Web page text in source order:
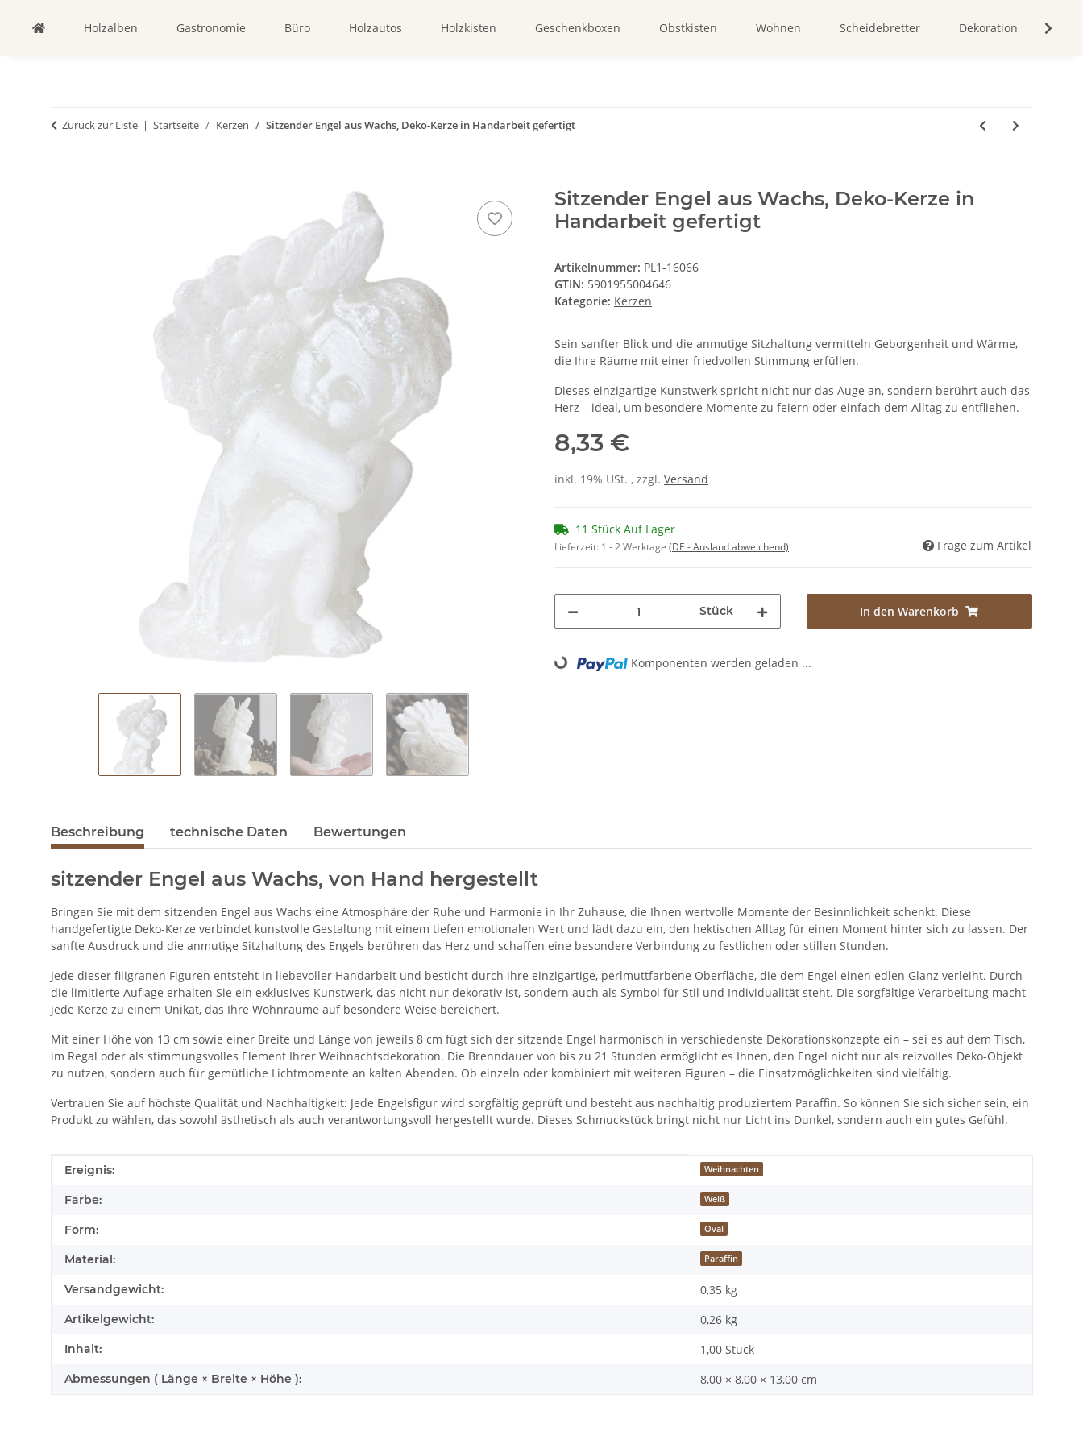
Holzalben Gastronomie Büro Holzautos Holzkisten Geschenkboxen Obstkisten Wohnen Scheidebretter Dekoration
Zurück zur Liste Startseite Kerzen Sitzender Engel aus Wachs, Deko-Kerze in Handarbeit gefertigt
Sitzender Engel aus Wachs, Deko-Kerze in
Handarbeit gefertigt
Artikelnummer: PL1-16066
GTIN: 5901955004646
Kategorie: Kerzen
Sein sanfter Blick und die anmutige Sitzhaltung vermitteln Geborgenheit und Wärme,
die Ihre Räume mit einer friedvollen Stimmung erfüllen.
Dieses einzigartige Kunstwerk spricht nicht nur das Auge an, sondern berührt auch das
Herz – ideal, um besondere Momente zu feiern oder einfach dem Alltag zu entfliehen.
8,33 €
inkl. 19% USt. , zzgl. Versand
11 Stück Auf Lager
Lieferzeit: 1 - 2 Werktage (DE - Ausland abweichend) Frage zum Artikel
Stück In den Warenkorb
Loading... Komponenten werden geladen ...
Beschreibung technische Daten Bewertungen
sitzender Engel aus Wachs, von Hand hergestellt
Bringen Sie mit dem sitzenden Engel aus Wachs eine Atmosphäre der Ruhe und Harmonie in Ihr Zuhause, die Ihnen wertvolle Momente der Besinnlichkeit schenkt. Diese
handgefertigte Deko-Kerze verbindet kunstvolle Gestaltung mit einem tiefen emotionalen Wert und lädt dazu ein, den hektischen Alltag für einen Moment hinter sich zu lassen. Der
sanfte Ausdruck und die anmutige Sitzhaltung des Engels berühren das Herz und schaffen eine besondere Verbindung zu festlichen oder stillen Stunden.
Jede dieser filigranen Figuren entsteht in liebevoller Handarbeit und besticht durch ihre einzigartige, perlmuttfarbene Oberfläche, die dem Engel einen edlen Glanz verleiht. Durch
die limitierte Auflage erhalten Sie ein exklusives Kunstwerk, das nicht nur dekorativ ist, sondern auch als Symbol für Stil und Individualität steht. Die sorgfältige Verarbeitung macht
jede Kerze zu einem Unikat, das Ihre Wohnräume auf besondere Weise bereichert.
Mit einer Höhe von 13 cm sowie einer Breite und Länge von jeweils 8 cm fügt sich der sitzende Engel harmonisch in verschiedenste Dekorationskonzepte ein – sei es auf dem Tisch,
im Regal oder als stimmungsvolles Element Ihrer Weihnachtsdekoration. Die Brenndauer von bis zu 21 Stunden ermöglicht es Ihnen, den Engel nicht nur als reizvolles Deko-Objekt
zu nutzen, sondern auch für gemütliche Lichtmomente an kalten Abenden. Ob einzeln oder kombiniert mit weiteren Figuren – die Einsatzmöglichkeiten sind vielfältig.
Vertrauen Sie auf höchste Qualität und Nachhaltigkeit: Jede Engelsfigur wird sorgfältig geprüft und besteht aus nachhaltig produziertem Paraffin. So können Sie sich sicher sein, ein
Produkt zu wählen, das sowohl ästhetisch als auch verantwortungsvoll hergestellt wurde. Dieses Schmuckstück bringt nicht nur Licht ins Dunkel, sondern auch ein gutes Gefühl.
Produkteigenschaft
Wert
Ereignis: Weihnachten
Farbe: Weiß
Form: Oval
Material: Paraffin
Versandgewicht: 0,35 kg
Artikelgewicht: 0,26 kg
Inhalt: 1,00 Stück
Abmessungen ( Länge × Breite × Höhe ): 8,00 × 8,00 × 13,00 cm